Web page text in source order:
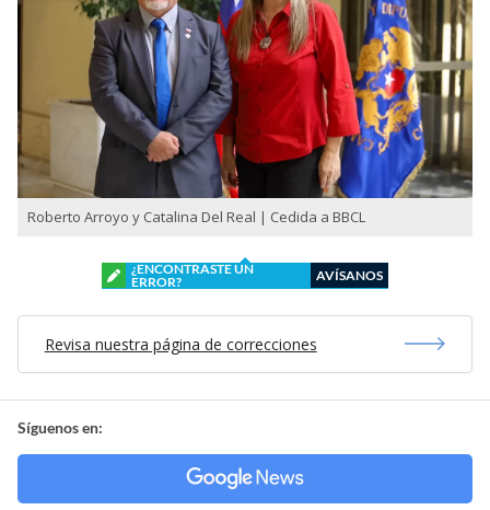
Roberto Arroyo y Catalina Del Real | Cedida a BBCL
¿ENCONTRASTE UN
ERROR?
AVÍSANOS
Revisa nuestra página de correcciones
Síguenos en: